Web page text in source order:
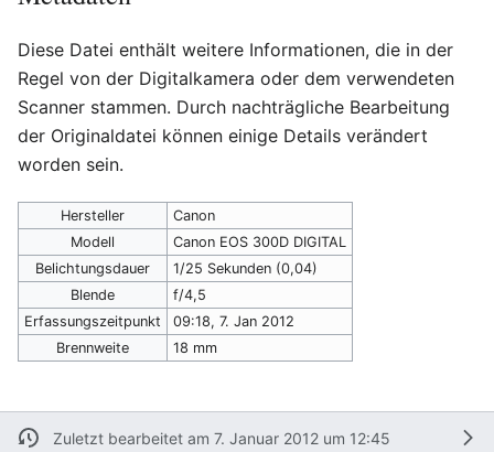
Diese Datei enthält weitere Informationen, die in der
Regel von der Digitalkamera oder dem verwendeten
Scanner stammen. Durch nachträgliche Bearbeitung
der Originaldatei können einige Details verändert
worden sein.
Hersteller
Canon
Modell
Canon EOS 300D DIGITAL
Belichtungsdauer
1/25 Sekunden (0,04)
Blende
f/4,5
Erfassungszeitpunkt
09:18, 7. Jan 2012
Brennweite
18 mm
Zuletzt bearbeitet am 7. Januar 2012 um 12:45